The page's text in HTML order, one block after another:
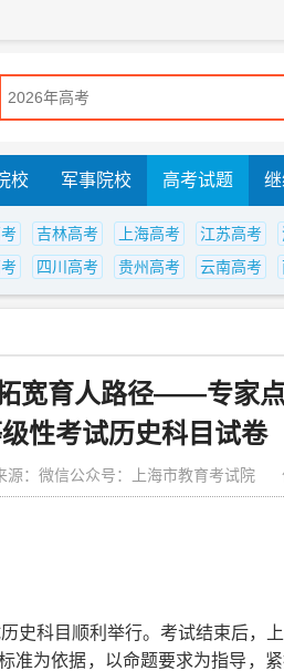
校 军事院校 高考试题
吉林高考 上海高考 江苏高考
四川高考 贵州高考 云南高考
宽育人路径——专家
性考试历史科目试卷
源：微信公众号：上海市教育考试院
科目顺利举行。考试结束后，
准为依据，以命题要求为指导，